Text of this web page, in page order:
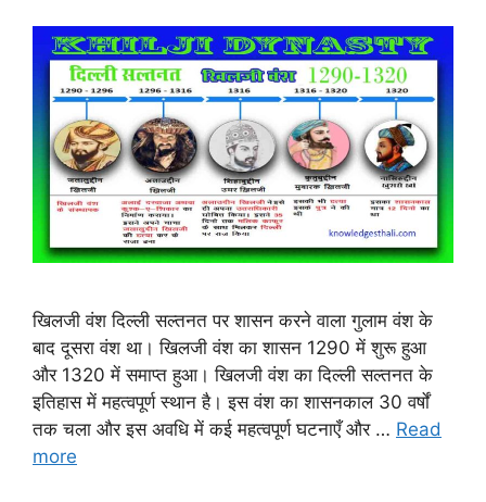
खिलजी वंश दिल्ली सल्तनत पर शासन करने वाला गुलाम वंश के
बाद दूसरा वंश था। खिलजी वंश का शासन 1290 में शुरू हुआ
और 1320 में समाप्त हुआ। खिलजी वंश का दिल्ली सल्तनत के
इतिहास में महत्वपूर्ण स्थान है। इस वंश का शासनकाल 30 वर्षों
तक चला और इस अवधि में कई महत्वपूर्ण घटनाएँ और … Read
more